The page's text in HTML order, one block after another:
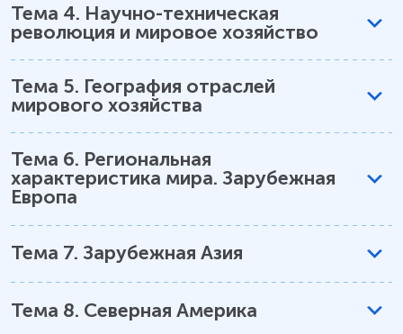
Тема 4. Научно-техническая
революция и мировое хозяйство
Тема 5. География отраслей
мирового хозяйства
Тема 6. Региональная
характеристика мира. Зарубежная
Европа
Тема 7. Зарубежная Азия
Тема 8. Северная Америка